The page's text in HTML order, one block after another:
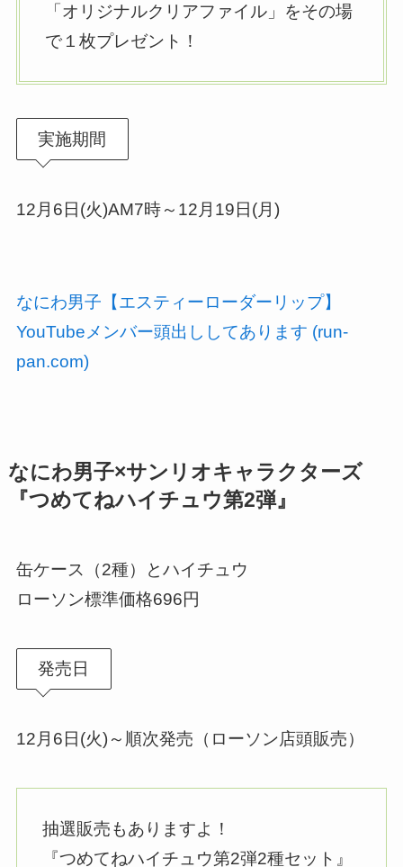
「オリジナルクリアファイル」をその場
で１枚プレゼント！
実施期間
12月6日(火)AM7時～12月19日(月)
なにわ男子【エスティーローダーリップ】
YouTubeメンバー頭出ししてあります (run-
pan.com)
なにわ男子×サンリオキャラクターズ
『つめてねハイチュウ第2弾』
缶ケース（2種）とハイチュウ
ローソン標準価格696円
発売日
12月6日(火)～順次発売（ローソン店頭販売）
抽選販売もありますよ！
『つめてねハイチュウ第2弾2種セット』